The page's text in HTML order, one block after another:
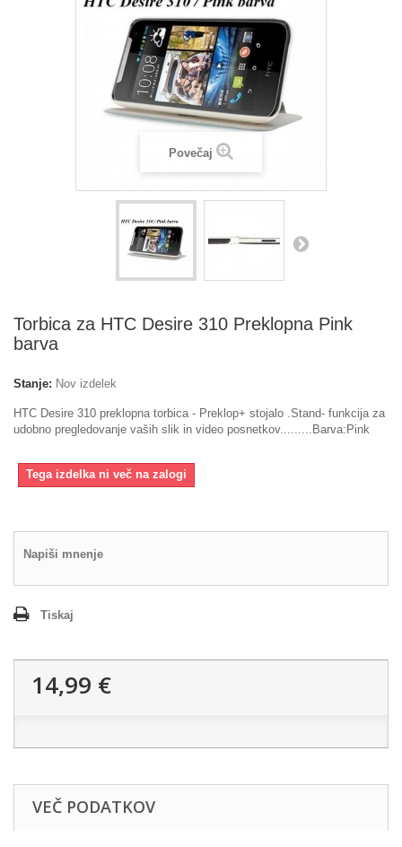
Povečaj
Torbica za HTC Desire 310 Preklopna Pink
barva
Stanje: Nov izdelek
HTC Desire 310 preklopna torbica - Preklop+ stojalo .Stand- funkcija za
udobno pregledovanje vaših slik in video posnetkov.........Barva:Pink
Tega izdelka ni več na zalogi
Napiši mnenje
Tiskaj
14,99 €
VEČ PODATKOV